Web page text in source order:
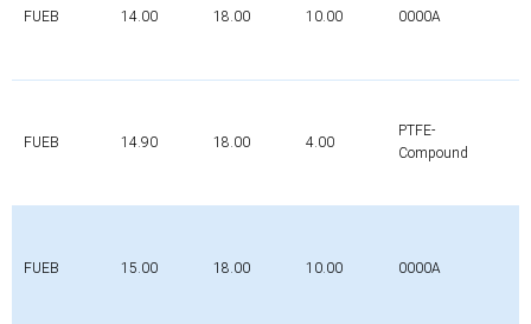
FUEB 14.00 18.00 10.00 0000A
FUEB 14.90 18.00 4.00
PTFE-
Compound
FUEB 15.00 18.00 10.00 0000A